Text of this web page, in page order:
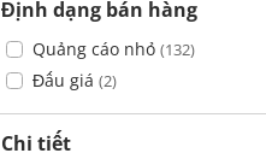
Định dạng bán hàng
Quảng cáo nhỏ (132)
Đấu giá (2)
Chi tiết